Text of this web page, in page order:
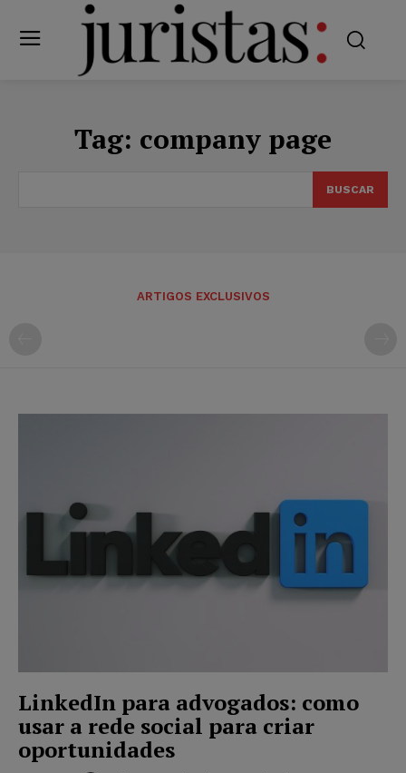
Tag: company page
BUSCAR
ARTIGOS EXCLUSIVOS
LinkedIn para advogados: como
usar a rede social para criar
oportunidades